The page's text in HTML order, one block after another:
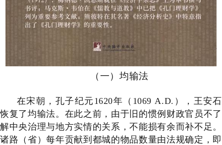
（一）均输法
在宋朝，孔子纪元 1620年（ 1069 A.D. ），王安石
恢复了均输法。在此之前，由于旧的惯例财政官员不了
解中央治理与地方实情的关系，不能损有余而补不足。
诸路（省）每年贡献到都城的物品数量由法规确定，即